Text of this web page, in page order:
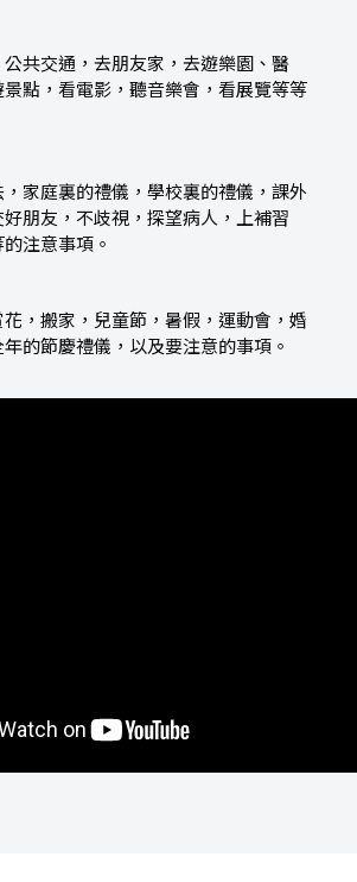
共交通，去朋友家，去遊樂園、醫
點，看電影，聽音樂會，看展覽等等
家庭裏的禮儀，學校裏的禮儀，課外
朋友，不歧視，探望病人，上補習
注意事項。
，搬家，兒童節，暑假，運動會，婚
的節慶禮儀，以及要注意的事項。